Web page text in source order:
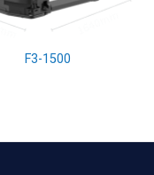
F3-1500